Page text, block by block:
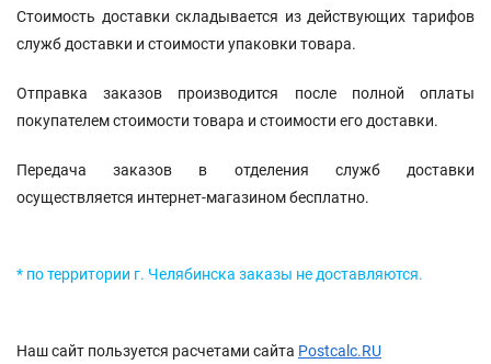
Стоимость доставки складывается из действующих тарифов
служб доставки и стоимости упаковки товара.
Отправка заказов производится после полной оплаты
покупателем стоимости товара и стоимости его доставки.
Передача заказов в отделения служб доставки
осуществляется интернет-магазином бесплатно.
* по территории г. Челябинска заказы не доставляются.
Наш сайт пользуется расчетами сайта Postcalc.RU